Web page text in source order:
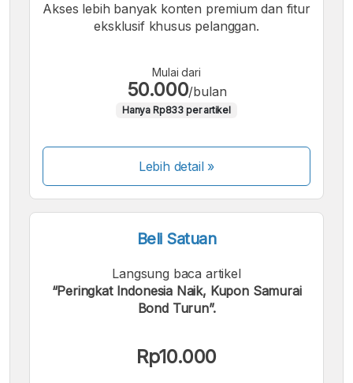
Akses lebih banyak konten premium dan fitur
eksklusif khusus pelanggan.
Mulai dari
50.000/bulan
Hanya Rp833 per artikel
Lebih detail »
Beli Satuan
Langsung baca artikel
“Peringkat Indonesia Naik, Kupon Samurai
Bond Turun”.
Rp10.000
Kami menerima pembayaran berikut: